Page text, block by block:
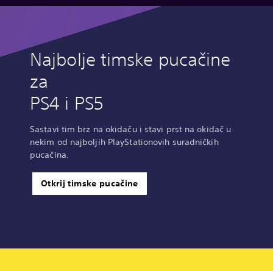
Najbolje timske pucačine
za
PS4 i PS5
Sastavi tim brz na okidaču i stavi prst na okidač u
nekim od najboljih PlayStationovih suradničkih
pucačina.
Otkrij timske pucačine